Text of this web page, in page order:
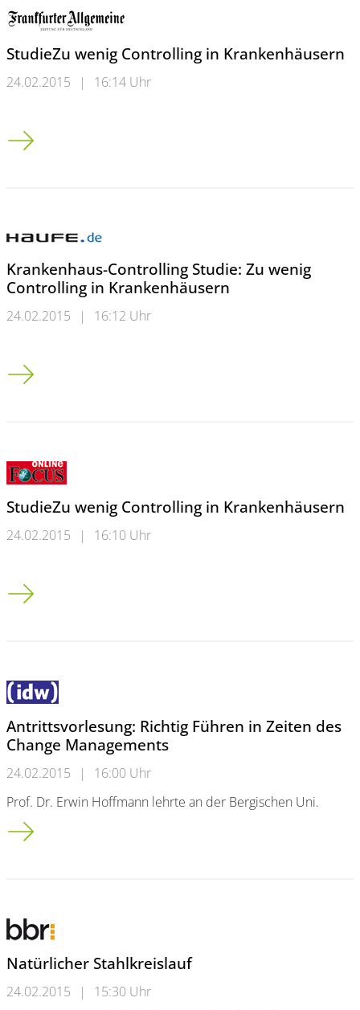
StudieZu wenig Controlling in Krankenhäusern
24.02.2015 | 16:14 Uhr
Studie<br />Zu wenig Controlling in Krankenhäusern
Krankenhaus-Controlling Studie: Zu wenig
Controlling in Krankenhäusern
24.02.2015 | 16:12 Uhr
Krankenhaus-Controlling Studie: Zu wenig Controlling in
StudieZu wenig Controlling in Krankenhäusern
24.02.2015 | 16:10 Uhr
Studie<br />Zu wenig Controlling in Krankenhäusern
Antrittsvorlesung: Richtig Führen in Zeiten des
Change Managements
24.02.2015 |
16:00 Uhr
Prof. Dr. Erwin Hoffmann lehrte an der Bergischen Uni.
Antrittsvorlesung: Richtig Führen in Zeiten des Change
Natürlicher Stahlkreislauf
24.02.2015 |
15:30 Uhr